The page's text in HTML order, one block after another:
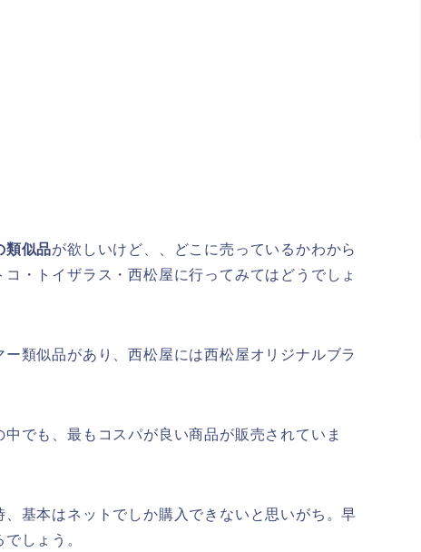
類似品が欲しいけど、、どこに売っているかわから
・トイザラス・西松屋に行ってみてはどうでしょ
類似品があり、西松屋には西松屋オリジナルブラ
でも、最もコスパが良い商品が販売されていま
基本はネットでしか購入できないと思いがち。早
しょう。